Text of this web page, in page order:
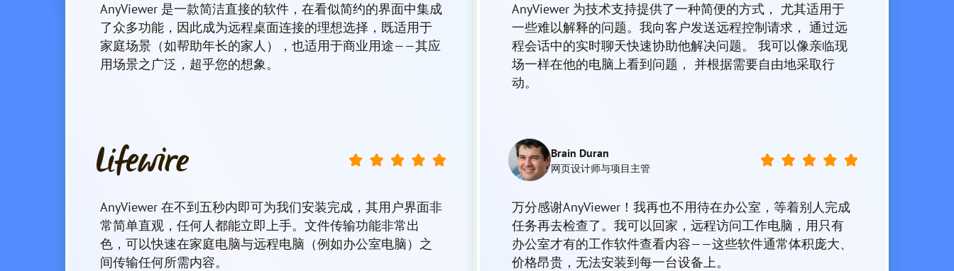
AnyViewer 是一款简洁直接的软件，在看似简约的界面中集成
了众多功能，因此成为远程桌面连接的理想选择，既适用于
家庭场景（如帮助年长的家人），也适用于商业用途——其应
用场景之广泛，超乎您的想象。
AnyViewer 在不到五秒内即可为我们安装完成，其用户界面非
常简单直观，任何人都能立即上手。文件传输功能非常出
色，可以快速在家庭电脑与远程电脑（例如办公室电脑）之
间传输任何所需内容。
AnyViewer 为技术支持提供了一种简便的方式， 尤其适用于
一些难以解释的问题。我向客户发送远程控制请求， 通过远
程会话中的实时聊天快速协助他解决问题。 我可以像亲临现
场一样在他的电脑上看到问题， 并根据需要自由地采取行
动。
Brain Duran
网页设计师与项目主管
万分感谢AnyViewer！我再也不用待在办公室，等着别人完成
任务再去检查了。我可以回家，远程访问工作电脑，用只有
办公室才有的工作软件查看内容——这些软件通常体积庞大、
价格昂贵，无法安装到每一台设备上。